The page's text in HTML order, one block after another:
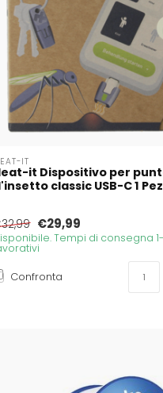
IT
it Dispositivo per
classic USB-C 1
€29,99
Tempi di consegna
Confronta